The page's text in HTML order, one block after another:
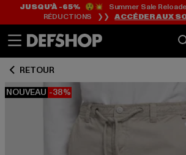
Passer
au
Passer
au
de
JUSQU’À -65%😲💥 Summer Sale
RÉDUCTIONS ❯❯ACCÉDER AUX
RETOUR
NOUVEAU -38%